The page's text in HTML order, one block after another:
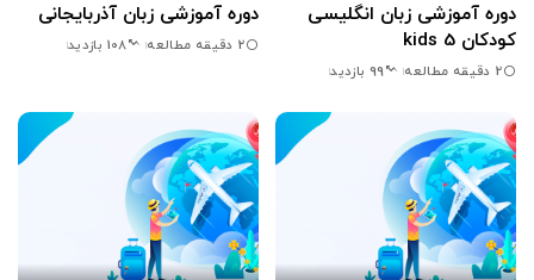
دوره آموزشی زبان انگلیسی
کودکان kids 5
2 دقیقه مطالعه 99 بازدید
دوره آموزشی زبان آذربایجانی
2 دقیقه مطالعه 108 بازدید